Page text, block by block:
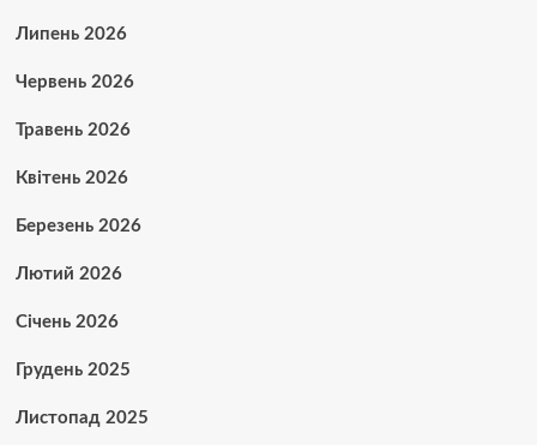
Липень 2026
Червень 2026
Травень 2026
Квітень 2026
Березень 2026
Лютий 2026
Січень 2026
Грудень 2025
Листопад 2025